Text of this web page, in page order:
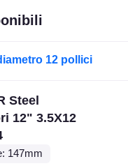
12 pollici
Steel
12" 3.5X12
147mm